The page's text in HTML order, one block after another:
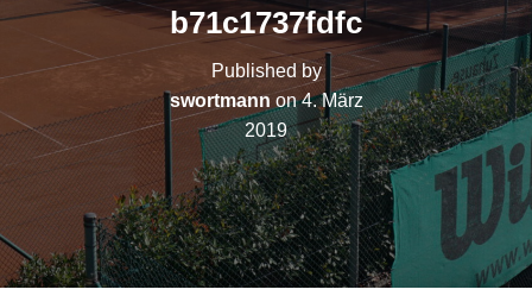
H
A
T
E
N
b71c1737fdfc
Published by
swortmann on4. März
2019